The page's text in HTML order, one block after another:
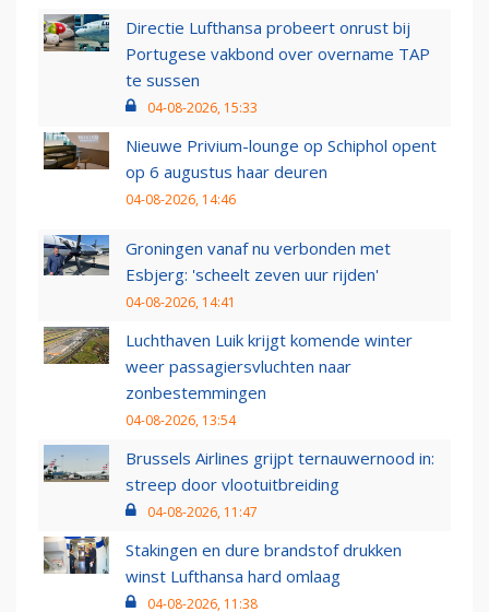
Directie Lufthansa probeert onrust bij
Portugese vakbond over overname TAP
te sussen
04-08-2026, 15:33
Nieuwe Privium-lounge op Schiphol opent
op 6 augustus haar deuren
04-08-2026, 14:46
Groningen vanaf nu verbonden met
Esbjerg: 'scheelt zeven uur rijden'
04-08-2026, 14:41
Luchthaven Luik krijgt komende winter
weer passagiersvluchten naar
zonbestemmingen
04-08-2026, 13:54
Brussels Airlines grijpt ternauwernood in:
streep door vlootuitbreiding
04-08-2026, 11:47
Stakingen en dure brandstof drukken
winst Lufthansa hard omlaag
04-08-2026, 11:38